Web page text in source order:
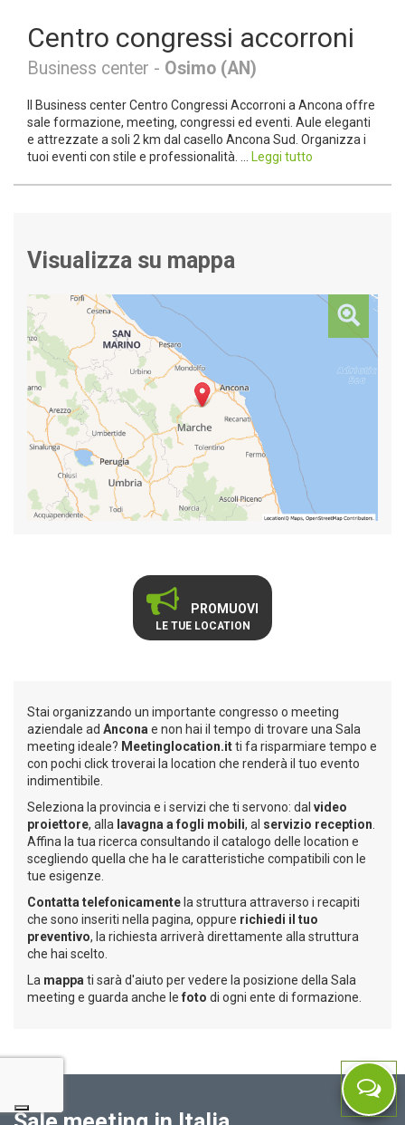
Centro congressi accorroni
Business center - Osimo (AN)
Il Business center Centro Congressi Accorroni a Ancona offre
sale formazione, meeting, congressi ed eventi. Aule eleganti
e attrezzate a soli 2 km dal casello Ancona Sud. Organizza i
tuoi eventi con stile e professionalità. ...
Leggi tutto
Visualizza su mappa
PROMUOVI
LE TUE LOCATION
Stai organizzando un importante congresso o meeting
aziendale ad Ancona e non hai il tempo di trovare una Sala
meeting ideale? Meetinglocation.itti fa risparmiare tempo e
con pochi click troverai la location che renderà il tuo evento
indimentibile.
Seleziona la provincia e i servizi che ti servono: dal video
proiettore, alla lavagna a fogli mobili, al servizio reception
Affina la tua ricerca consultando il catalogo delle location e
scegliendo quella che ha le caratteristiche compatibili con le
tue esigenze.
Contatta telefonicamente la struttura attraverso i recapiti
che sono inseriti nella pagina, oppure richiedi il tuo
preventivo, la richiesta arriverà direttamente alla struttura
che hai scelto.
La mappa ti sarà d'aiuto per vedere la posizione della Sala
meeting e guarda anche le foto di ogni ente di formazione.